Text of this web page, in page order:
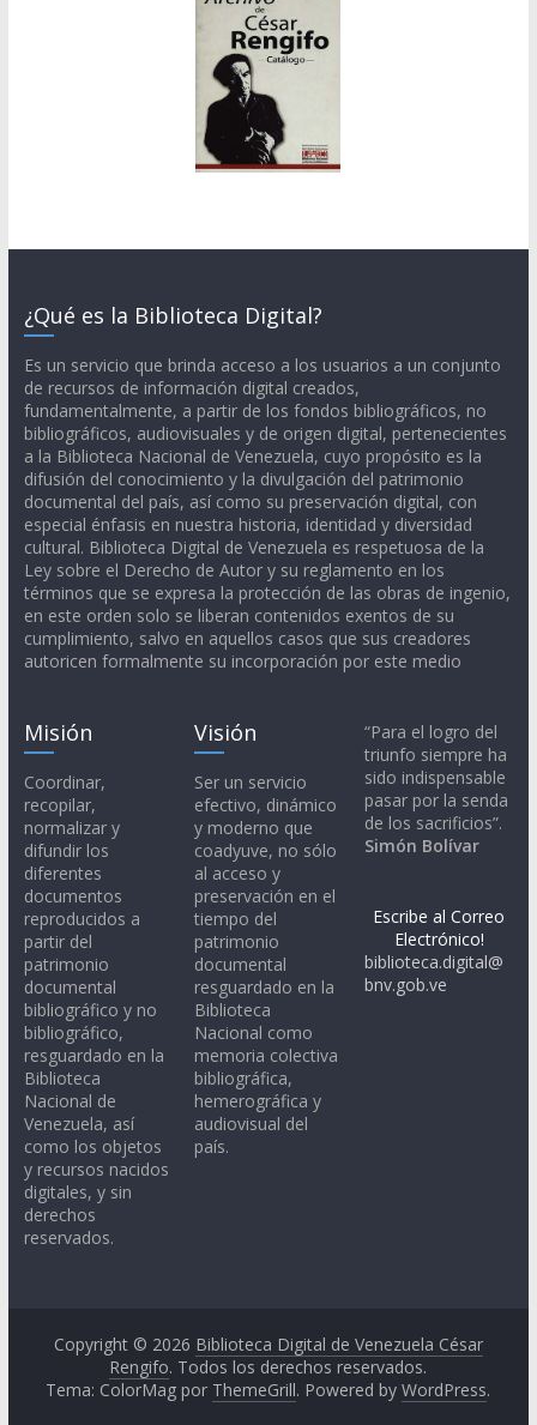
¿Qué es la Biblioteca Digital?
Es un servicio que brinda acceso a los usuarios a un conjunto
de recursos de información digital creados,
fundamentalmente, a partir de los fondos bibliográficos, no
bibliográficos, audiovisuales y de origen digital, pertenecientes
a la Biblioteca Nacional de Venezuela, cuyo propósito es la
difusión del conocimiento y la divulgación del patrimonio
documental del país, así como su preservación digital, con
especial énfasis en nuestra historia, identidad y diversidad
cultural. Biblioteca Digital de Venezuela es respetuosa de la
Ley sobre el Derecho de Autor y su reglamento en los
términos que se expresa la protección de las obras de ingenio,
en este orden solo se liberan contenidos exentos de su
cumplimiento, salvo en aquellos casos que sus creadores
autoricen formalmente su incorporación por este medio
Misión
Coordinar,
recopilar,
normalizar y
difundir los
diferentes
documentos
reproducidos a
partir del
patrimonio
documental
bibliográfico y no
bibliográfico,
resguardado en la
Biblioteca
Nacional de
Venezuela, así
como los objetos
y recursos nacidos
digitales, y sin
derechos
reservados.
Visión
Ser un servicio
efectivo, dinámico
y moderno que
coadyuve, no sólo
al acceso y
preservación en el
tiempo del
patrimonio
documental
resguardado en la
Biblioteca
Nacional como
memoria colectiva
bibliográfica,
hemerográfica y
audiovisual del
país.
“Para el logro del
triunfo siempre ha
sido indispensable
pasar por la senda
de los sacrificios”.
Simón Bolívar
Escribe al Correo
Electrónico!
biblioteca.digital@
bnv.gob.ve
Copyright © 2026 Biblioteca Digital de Venezuela César
Rengifo. Todos los derechos reservados.
Tema: ColorMag por ThemeGrill. Powered byWordPress.